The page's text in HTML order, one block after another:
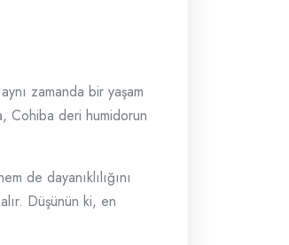
zamanda bir yaşam
Cohiba deri humidorun
de dayanıklılığını
Düşünün ki, en